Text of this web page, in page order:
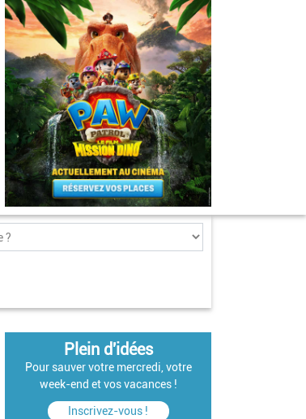
Plein d'idées
Pour sauver votre mercredi, votre
week-end et vos vacances !
Inscrivez-vous !